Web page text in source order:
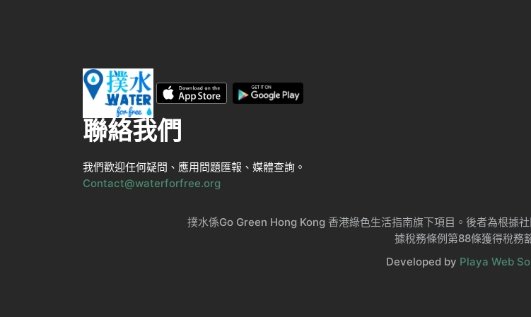
聯絡我們
我們歡迎任何疑問、應用問題匯報、媒體查詢。
Contact@waterforfree.org
撲水係Go Green Hong Kong 香港綠色生活指南旗下項目。後者為根據
據稅務條例第88條獲得稅務
Developed by Playa Web